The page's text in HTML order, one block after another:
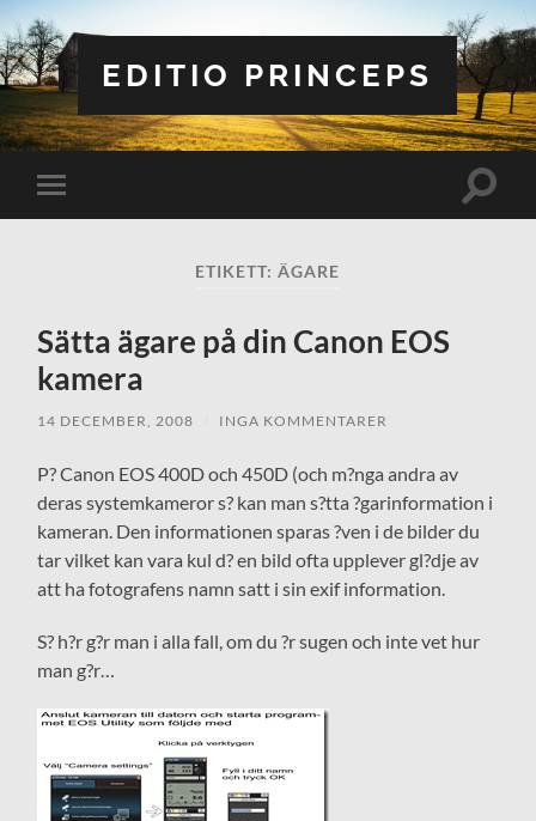
EDITIO PRINCEPS
Slå
på/av
Slå
ETIKETT:ÄGARE
Sätta ägare på din Canon EOS
kamera
14 DECEMBER, 2008 INGA KOMMENTARER
P? Canon EOS 400D och 450D (och m?nga andra av
deras systemkameror s? kan man s?tta ?garinformation i
kameran. Den informationen sparas ?ven i de bilder du
tar vilket kan vara kul d? en bild ofta upplever gl?dje av
att ha fotografens namn satt i sin exif information.
S? h?r g?r man i alla fall, om du ?r sugen och inte vet hur
man g?r…